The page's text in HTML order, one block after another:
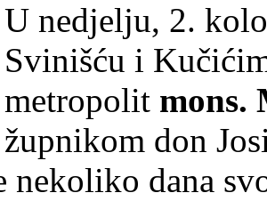
U nedjelju, 2.
Svinišću i
metropolit mons.
župnikom don
nekoliko dana